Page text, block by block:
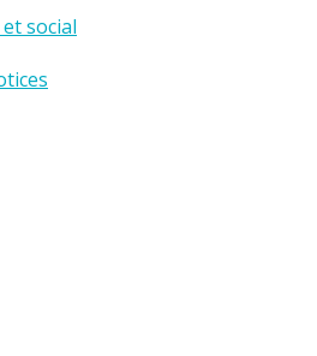
social